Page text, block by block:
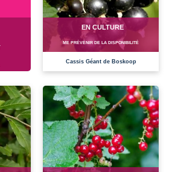
EN CULTURE
ME PRÉVENIR DE LA DISPONIBILITÉ
Cassis Géant de Boskoop